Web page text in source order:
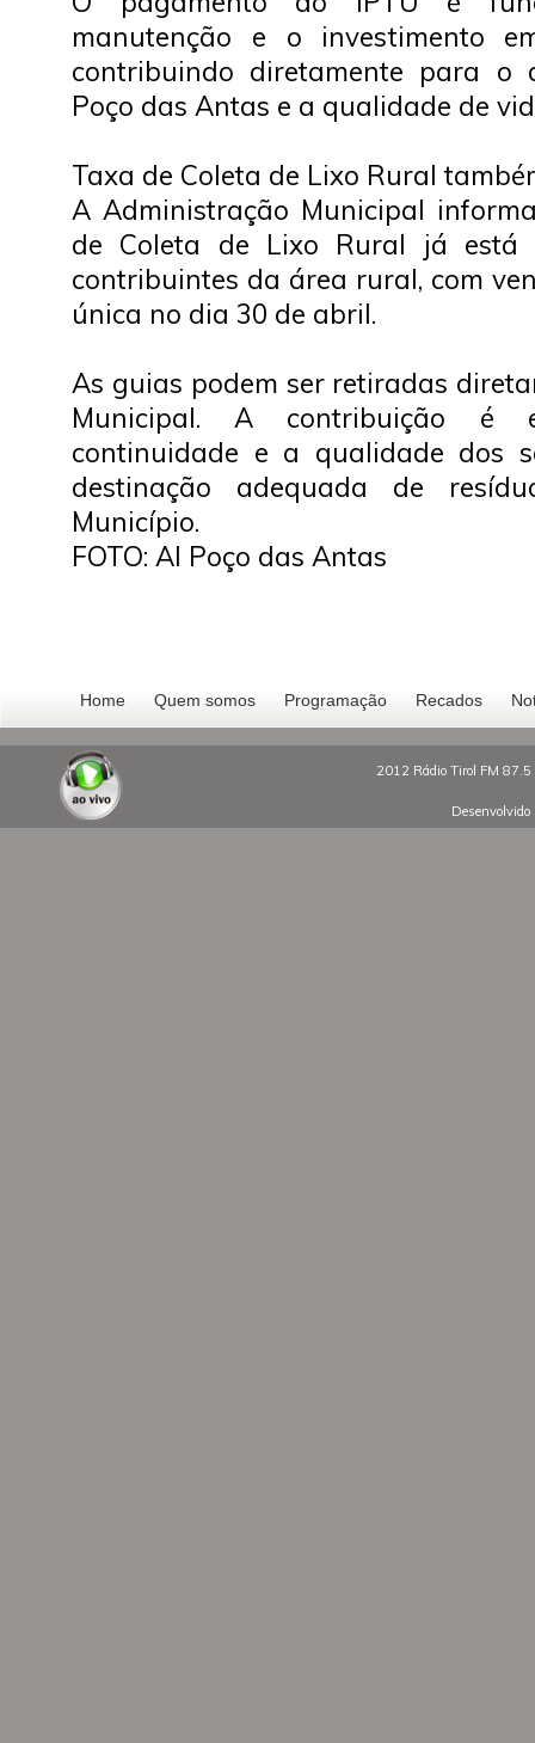
manutenção e o investimento
contribuindo diretamente para o
Poço das Antas e a qualidade de
Taxa de Coleta de Lixo Rural
A Administração Municipal
de Coleta de Lixo Rural já está
contribuintes da área rural, com
única no dia 30 de abril.
As guias podem ser retiradas
Municipal. A contribuição é
continuidade e a qualidade dos
destinação adequada de
Município.
FOTO: AI Poço das Antas
Home Quem somos Programação Recados
2012 Rádio Tirol FM 87.5